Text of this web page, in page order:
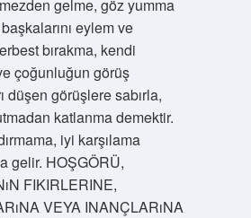
gelme, göz yumma
eylem ve
bırakma, kendi
çoğunluğun görüş
düşen görüşlere sabırla,
katlanma demektir.
iyi karşılama
gelir. HOŞGÖRÜ,
FIKIRLERINE,
VEYA INANÇLARıNA